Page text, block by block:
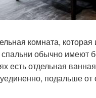
комната,
обычно имеют
есть отдельная
подальше от